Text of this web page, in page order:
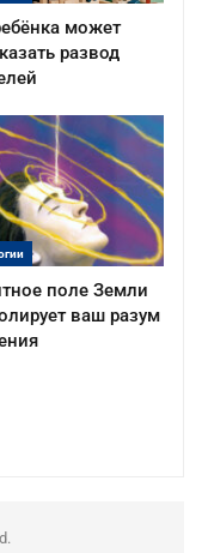
может
развод
поле Земли
ваш разум